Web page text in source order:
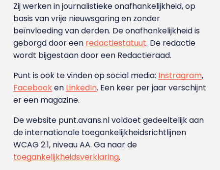
Zij werken in journalistieke onafhankelijkheid, op
basis van vrije nieuwsgaring en zonder
beïnvloeding van derden. De onafhankelijkheid is
geborgd door een redactiestatuut. De redactie
wordt bijgestaan door een Redactieraad.
Punt is ook te vinden op social media: Instragram,
Facebooken LinkedIn. Een keer per jaar verschijnt
er een magazine.
De website punt.avans.nl voldoet gedeeltelijk aan
de internationale toegankelijkheidsrichtlijnen
WCAG 2.1, niveau AA. Ga naar de
toegankelijkheidsverklaring.